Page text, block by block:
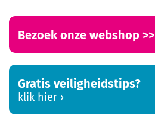
Bezoek onze webshop >>
Gratis veiligheidstips?
klik hier